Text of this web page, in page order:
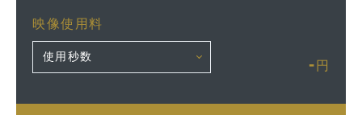
映像使用料
- 円